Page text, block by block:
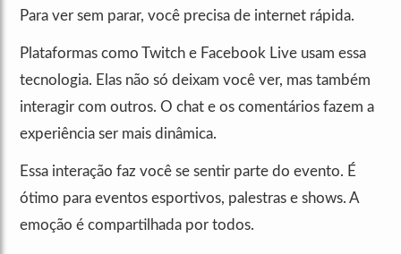
Para ver sem parar, você precisa de internet rápida.
Plataformas como Twitch e Facebook Live usam essa
tecnologia. Elas não só deixam você ver, mas também
interagir com outros. O chat e os comentários fazem a
experiência ser mais dinâmica.
Essa interação faz você se sentir parte do evento. É
ótimo para eventos esportivos, palestras e shows. A
emoção é compartilhada por todos.